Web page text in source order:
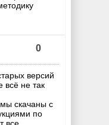
0
версий
всё не так
скачаны с
по